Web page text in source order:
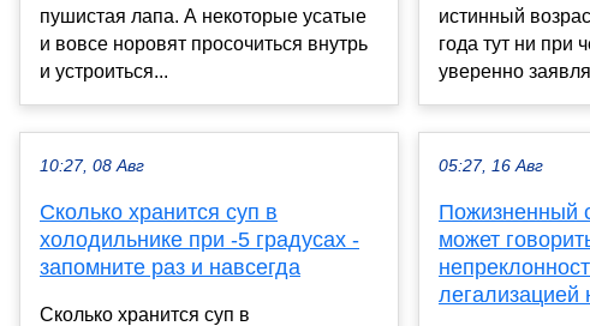
пушистая лапа. А некоторые усатые
и вовсе норовят просочиться внутрь
и устроиться...
10:27, 08 Авг
Сколько хранится суп в
холодильнике при -5 градусах -
запомните раз и навсегда
Сколько хранится суп в
истинный
года тут ни при
уверенно
05:27, 16 Авг
Пожизненный
может
легализацией